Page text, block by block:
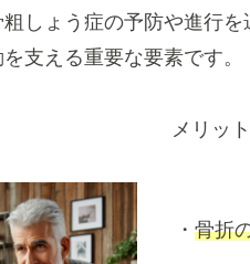
しょう症の予防や進行
支える重要な要素です。
メリッ
・ 骨折